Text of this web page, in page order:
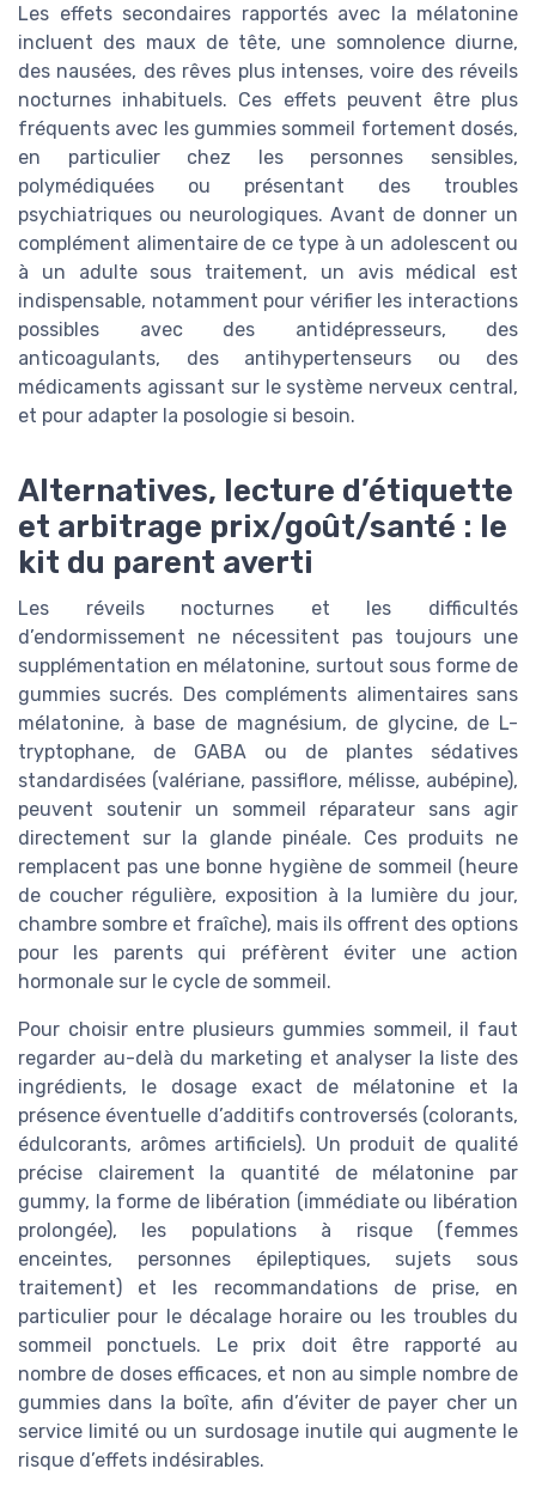
Les effets secondaires rapportés avec la mélatonine
incluent des maux de tête, une somnolence diurne,
des nausées, des rêves plus intenses, voire des réveils
nocturnes inhabituels. Ces effets peuvent être plus
fréquents avec les gummies sommeil fortement dosés,
en particulier chez les personnes sensibles,
polymédiquées ou présentant des troubles
psychiatriques ou neurologiques. Avant de donner un
complément alimentaire de ce type à un adolescent ou
à un adulte sous traitement, un avis médical est
indispensable, notamment pour vérifier les interactions
possibles avec des antidépresseurs, des
anticoagulants, des antihypertenseurs ou des
médicaments agissant sur le système nerveux central,
et pour adapter la posologie si besoin.
Alternatives, lecture d’étiquette
et arbitrage prix/goût/santé : le
kit du parent averti
Les réveils nocturnes et les difficultés
d’endormissement ne nécessitent pas toujours une
supplémentation en mélatonine, surtout sous forme de
gummies sucrés. Des compléments alimentaires sans
mélatonine, à base de magnésium, de glycine, de L-
tryptophane, de GABA ou de plantes sédatives
standardisées (valériane, passiflore, mélisse, aubépine),
peuvent soutenir un sommeil réparateur sans agir
directement sur la glande pinéale. Ces produits ne
remplacent pas une bonne hygiène de sommeil (heure
de coucher régulière, exposition à la lumière du jour,
chambre sombre et fraîche), mais ils offrent des options
pour les parents qui préfèrent éviter une action
hormonale sur le cycle de sommeil.
Pour choisir entre plusieurs gummies sommeil, il faut
regarder au-delà du marketing et analyser la liste des
ingrédients, le dosage exact de mélatonine et la
présence éventuelle d’additifs controversés (colorants,
édulcorants, arômes artificiels). Un produit de qualité
précise clairement la quantité de mélatonine par
gummy, la forme de libération (immédiate ou libération
prolongée), les populations à risque (femmes
enceintes, personnes épileptiques, sujets sous
traitement) et les recommandations de prise, en
particulier pour le décalage horaire ou les troubles du
sommeil ponctuels. Le prix doit être rapporté au
nombre de doses efficaces, et non au simple nombre de
gummies dans la boîte, afin d’éviter de payer cher un
service limité ou un surdosage inutile qui augmente le
risque d’effets indésirables.